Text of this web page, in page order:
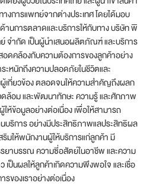
การแพทย์จากต่างประเทศ โดยได้มอบ
นการตลาดและบริการให้กับทาง บริษัท พิ
จำกัด เป็นผู้นำเสนอผลิตภัณฑ์ และบริการ
คล้องกับความต้องการของลูกค้าอย่าง
ระหนักถึงความปลอดภัยในชีวิตและ
เกี่ยวข้อง ตลอดจนให้ความสำคัญถึงผลก
ดล้อม และพัฒนาทักษะ ความรู้ และศักภาพ
ห้ข้อมูลอย่างต่อเนื่อง เพื่อให้สามารถ
บริการ อย่างมีประสิทธิภาพแลประสิทธิผล
มให้พนักงานผู้ให้บริการแก่ลูกค้า มี
ยาบรรณ ความซี่อสัตย์ในอาชีพ และความ
เป็นผลให้ลูกค้าเกิดความพึงพอใจ และเชื่อ
รของเราอย่างต่อเนื่อง